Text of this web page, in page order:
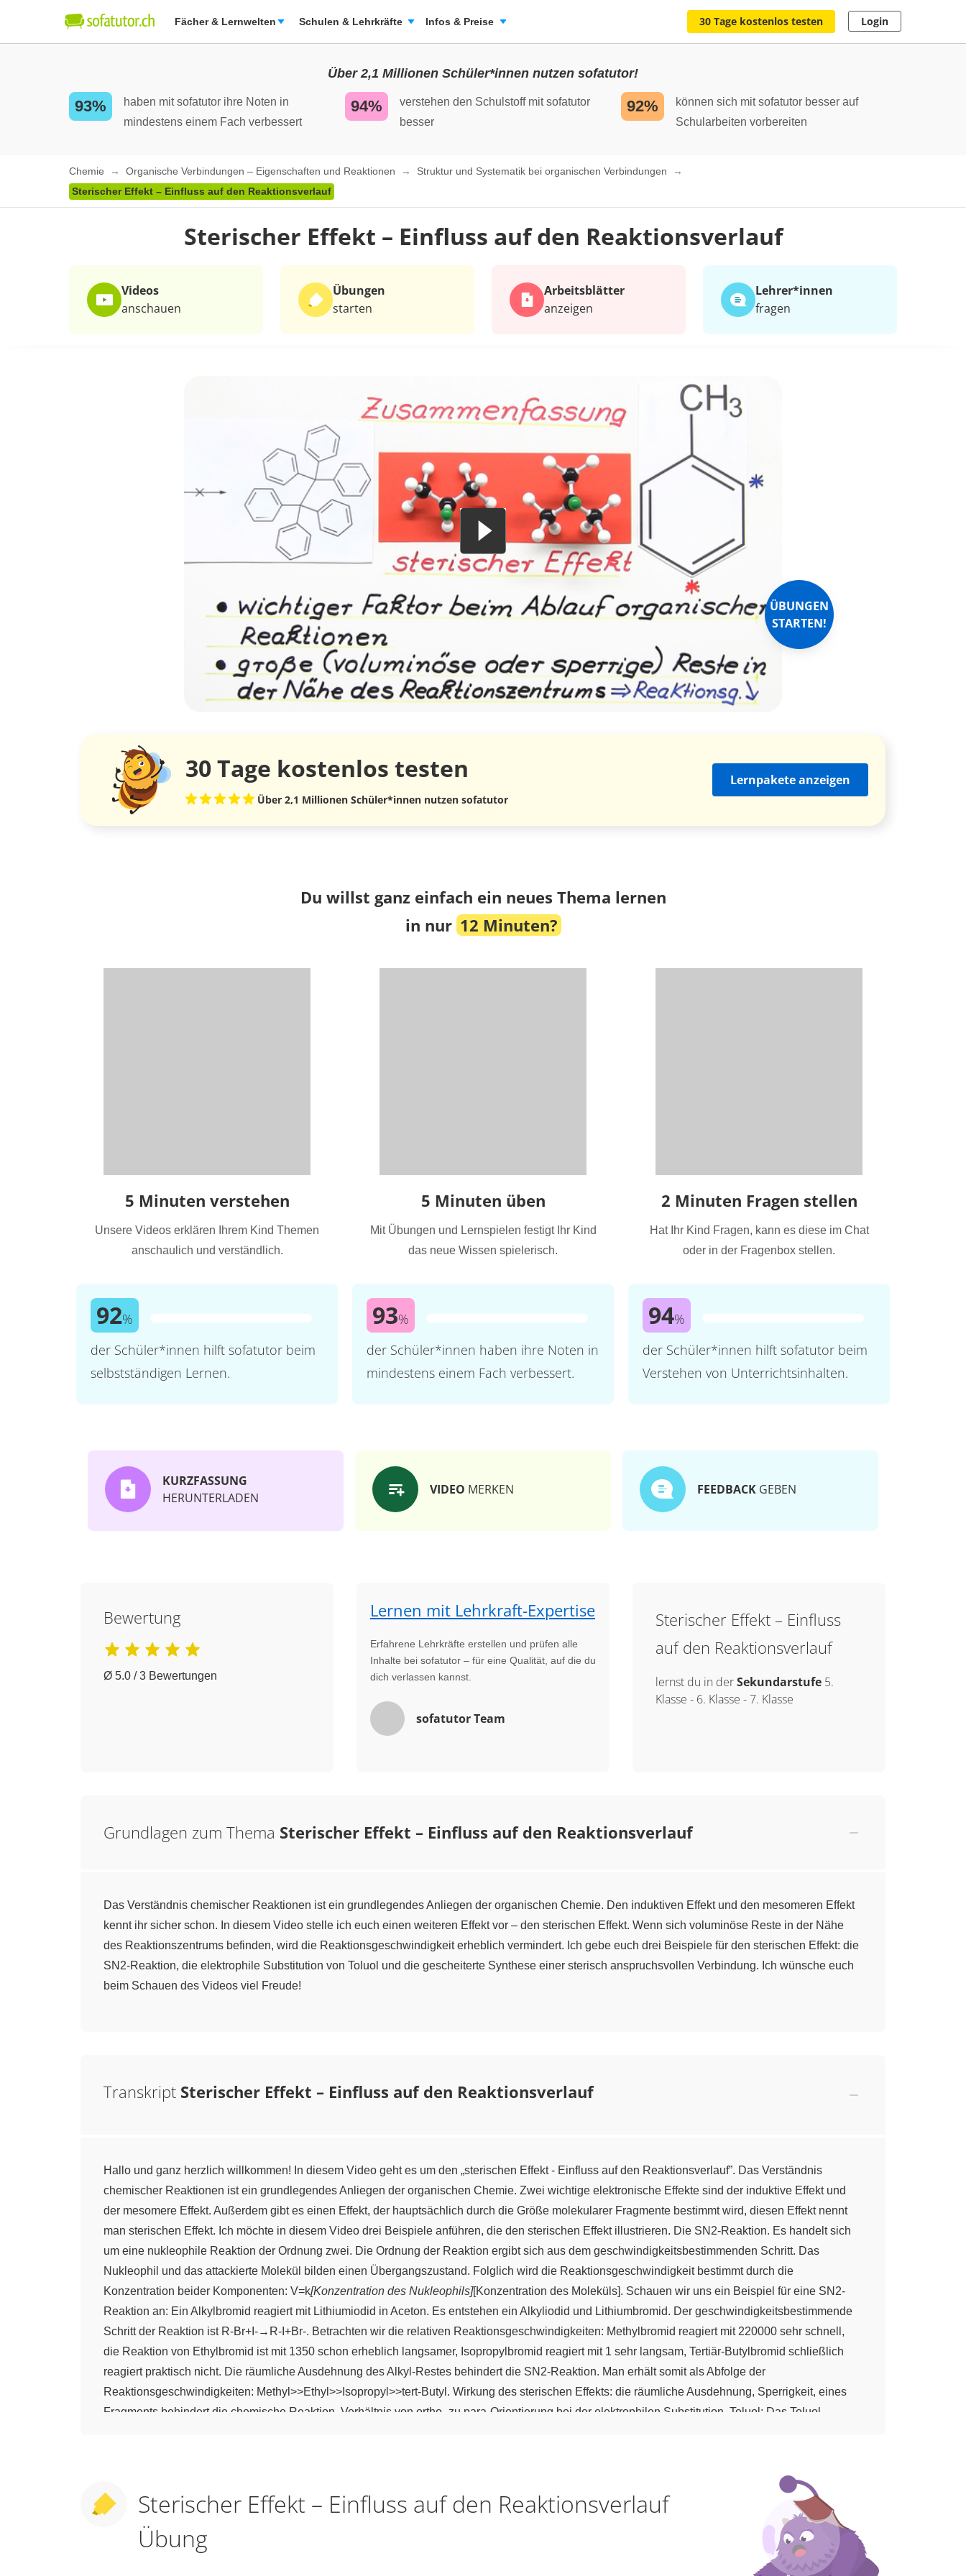
Fächer & Lernwelten Schulen & Lehrkräfte Infos & Preise 30 Tage kostenlos testen Login
Über 2,1 Millionen Schüler*innen nutzen sofatutor!
93%
haben mit sofatutor ihre Noten in
mindestens einem Fach verbessert
94%
verstehen den Schulstoff mit sofatutor
besser
92%
können sich mit sofatutor besser auf
Schularbeiten vorbereiten
Chemie Organische Verbindungen – Eigenschaften und Reaktionen
Struktur und Systematik bei organischen Verbindungen
Sterischer Effekt – Einfluss auf den Reaktionsverlauf
Sterischer Effekt – Einfluss auf den Reaktionsverlauf
Videos
anschauen
Übungen
starten
Arbeits­blätter
anzeigen
Lehrer*​innen
fragen
ÜBUNGEN
STARTEN!
30 Tage kostenlos testen
Über 2,1 Millionen Schüler*innen nutzen sofatutor
Lernpakete anzeigen
Du willst ganz einfach ein neues Thema lernen
in nur 12 Minuten?
5 Minuten verstehen
Unsere Videos erklären Ihrem Kind Themen
anschaulich und verständlich.
92%
der Schüler*innen hilft sofatutor beim
selbstständigen Lernen.
5 Minuten üben
Mit Übungen und Lernspielen festigt Ihr Kind
das neue Wissen spielerisch.
93%
der Schüler*innen haben ihre Noten in
mindestens einem Fach verbessert.
2 Minuten Fragen stellen
Hat Ihr Kind Fragen, kann es diese im Chat
oder in der Fragenbox stellen.
94%
der Schüler*innen hilft sofatutor beim
Verstehen von Unterrichtsinhalten.
KURZFASSUNG
HERUNTERLADEN
VIDEO MERKEN FEEDBACK GEBEN
Bewertung
Ø 5.0 / 3 Bewertungen
Lernen mit Lehrkraft-Expertise
Erfahrene Lehrkräfte erstellen und prüfen alle
Inhalte bei sofatutor – für eine Qualität, auf die du
dich verlassen kannst.
sofatutor Team
Sterischer Effekt – Einfluss
auf den Reaktionsverlauf
lernst du in derSekundarstufe 5.
Klasse - 6. Klasse -7. Klasse
Grundlagen zum Thema Sterischer Effekt – Einfluss auf den Reaktionsverlauf
Das Verständnis chemischer Reaktionen ist ein grundlegendes Anliegen der organischen Chemie. Den induktiven Effekt und den mesomeren Effekt
kennt ihr sicher schon. In diesem Video stelle ich euch einen weiteren Effekt vor – den sterischen Effekt. Wenn sich voluminöse Reste in der Nähe
des Reaktionszentrums befinden, wird die Reaktionsgeschwindigkeit erheblich vermindert. Ich gebe euch drei Beispiele für den sterischen Effekt: die
SN2-Reaktion, die elektrophile Substitution von Toluol und die gescheiterte Synthese einer sterisch anspruchsvollen Verbindung. Ich wünsche euch
beim Schauen des Videos viel Freude!
Transkript Sterischer Effekt – Einfluss auf den Reaktionsverlauf
Hallo und ganz herzlich willkommen! In diesem Video geht es um den „sterischen Effekt - Einfluss auf den Reaktionsverlauf”. Das Verständnis
chemischer Reaktionen ist ein grundlegendes Anliegen der organischen Chemie. Zwei wichtige elektronische Effekte sind der induktive Effekt und
der mesomere Effekt. Außerdem gibt es einen Effekt, der hauptsächlich durch die Größe molekularer Fragmente bestimmt wird, diesen Effekt nennt
man sterischen Effekt. Ich möchte in diesem Video drei Beispiele anführen, die den sterischen Effekt illustrieren. Die SN2-Reaktion. Es handelt sich
um eine nukleophile Reaktion der Ordnung zwei. Die Ordnung der Reaktion ergibt sich aus dem geschwindigkeitsbestimmenden Schritt. Das
Nukleophil und das attackierte Molekül bilden einen Übergangszustand. Folglich wird die Reaktionsgeschwindigkeit bestimmt durch die
Konzentration beider Komponenten: V=k[Konzentration des Nukleophils][Konzentration des Moleküls]. Schauen wir uns ein Beispiel für eine SN2-
Reaktion an: Ein Alkylbromid reagiert mit Lithiumiodid in Aceton. Es entstehen ein Alkyliodid und Lithiumbromid. Der geschwindigkeitsbestimmende
Schritt der Reaktion ist R-Br+I-→R-I+Br-. Betrachten wir die relativen Reaktionsgeschwindigkeiten: Methylbromid reagiert mit 220000 sehr schnell,
die Reaktion von Ethylbromid ist mit 1350 schon erheblich langsamer, Isopropylbromid reagiert mit 1 sehr langsam, Tertiär-Butylbromid schließlich
reagiert praktisch nicht. Die räumliche Ausdehnung des Alkyl-Restes behindert die SN2-Reaktion. Man erhält somit als Abfolge der
Reaktionsgeschwindigkeiten: Methyl>>Ethyl>>Isopropyl>>tert-Butyl. Wirkung des sterischen Effekts: die räumliche Ausdehnung, Sperrigkeit, eines
Fragments behindert die chemische Reaktion. Verhältnis von ortho- zu para-Orientierung bei der elektrophilen Substitution. Toluol: Das Toluol-
Erklärung. Das Elektrophil ist das Molekül SO
3
, offensichtlich ist es beim ortho-Angriff auf das Toluol-Molekül in seinem Platzanspruch eingeschränkt.
Im Ergebnis wird mehr para-Isomer gebildet. Zweitens: Bromierung. Bromierung erfolgt durch Brom, Br2, und Eisendreibromid, FeBr3, als Katalysator.
Folgende Anteile an Isomeren werden erhalten: ortho 33%, para 67% und meta 0%. Der Anteil des ortho-Isomers ist relativ gering, verantwortlich ist
wieder der sterische Effekt. Interessant: es ergibt sich dass das kleine Ion, Br+, den aromatischen Ring nicht attackiert. Die Daten sprechen für den
, und Schwefelsäure,
Sterischer Effekt – Einfluss auf den Reaktionsverlauf
Übung